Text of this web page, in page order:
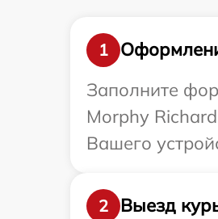
1
Заполните
Morphy
Вашего
2
Выезд